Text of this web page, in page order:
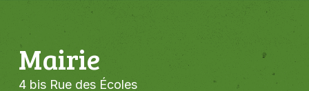
Mairie
4 bis Rue des Écoles